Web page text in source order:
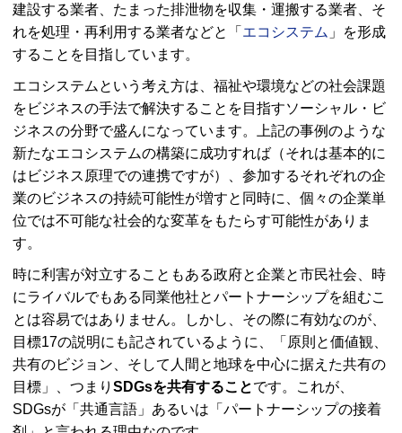
建設する業者、たまった排泄物を収集・運搬する業者、そ
れを処理・再利用する業者などと「 エコシステム 」を形成
することを目指しています。
エコシステムという考え方は、福祉や環境などの社会課題
をビジネスの手法で解決することを目指すソーシャル・ビ
ジネスの分野で盛んになっています。上記の事例のような
新たなエコシステムの構築に成功すれば（それは基本的に
はビジネス原理での連携ですが）、参加するそれぞれの企
業のビジネスの持続可能性が増すと同時に、個々の企業単
位では不可能な社会的な変革をもたらす可能性がありま
す。
時に利害が対立することもある政府と企業と市民社会、時
にライバルでもある同業他社とパートナーシップを組むこ
とは容易ではありません。しかし、その際に有効なのが、
目標17の説明にも記されているように、「原則と価値観、
共有のビジョン、そして人間と地球を中心に据えた共有の
目標」、つまり SDGsを共有することです。これが、
SDGsが「共通言語」あるいは「パートナーシップの接着